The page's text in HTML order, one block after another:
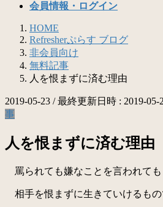
会員情報・ログイン
HOME
Refresherぷらす ブログ
非会員向け
無料記事
人を恨まずに済む理由
2019-05-23 / 最終更新日時 : 2019-05-
事
人を恨まずに済む理由
罵られても嫌なことを言われても
相手を恨まずに生きていけるもの